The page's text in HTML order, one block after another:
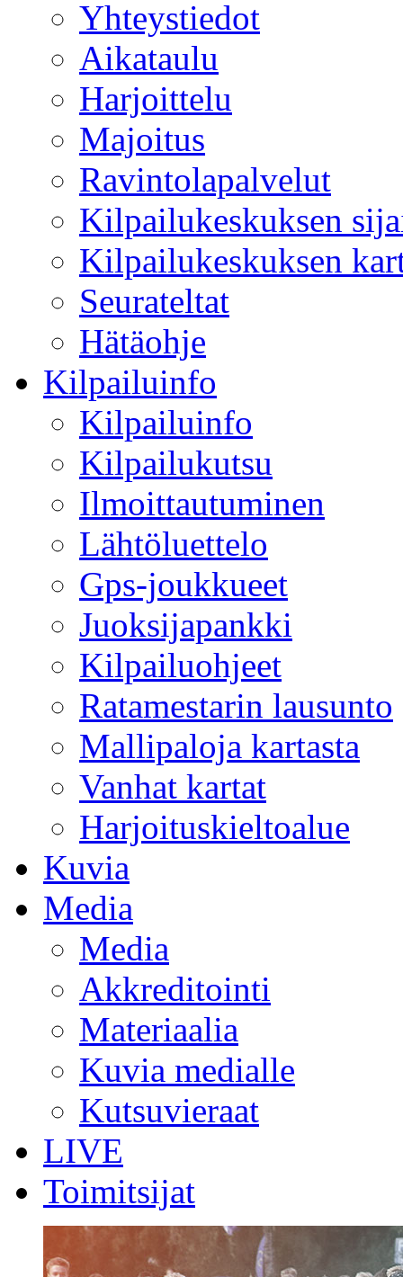
Yhteystiedot
Aikataulu
Harjoittelu
Majoitus
Ravintolapalvelut
Kilpailukeskuksen
Kilpailukeskuksen
Seurateltat
Hätäohje
Kilpailuinfo
Kilpailuinfo
Kilpailukutsu
Ilmoittautuminen
Lähtöluettelo
Gps-joukkueet
Juoksijapankki
Kilpailuohjeet
Ratamestarin lausunto
Mallipaloja kartasta
Vanhat kartat
Harjoituskieltoalue
Kuvia
Media
Media
Akkreditointi
Materiaalia
Kuvia medialle
Kutsuvieraat
LIVE
Toimitsijat